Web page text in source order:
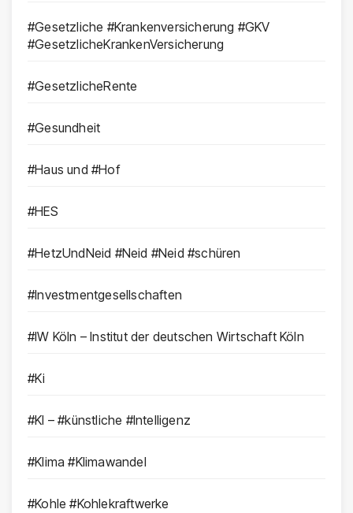
#Gesetzliche #Krankenversicherung #GKV
#GesetzlicheKrankenVersicherung
#GesetzlicheRente
#Gesundheit
#Haus und #Hof
#HES
#HetzUndNeid #Neid #Neid #schüren
#Investmentgesellschaften
#IW Köln – Institut der deutschen Wirtschaft Köln
#Ki
#KI – #künstliche #Intelligenz
#Klima #Klimawandel
#Kohle #Kohlekraftwerke